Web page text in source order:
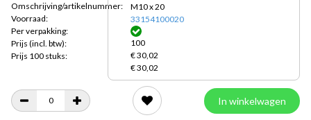
Omschrijving/artikelnummer:
Voorraad:
Per verpakking:
Prijs (incl. btw):
Prijs 100 stuks:
M10 x 20
33154100020
100
€ 30,02
€ 30,02
In winkelwagen